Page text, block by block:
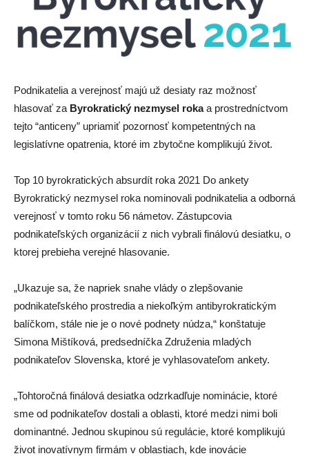
Podnikatelia a verejnosť majú už desiaty raz možnosť
hlasovať za Byrokratický nezmysel rokaa prostredníctvom
tejto “anticeny” upriamiť pozornosť kompetentných na
legislatívne opatrenia, ktoré im zbytočne komplikujú život.
Top 10 byrokratických absurdít roka 2021 Do ankety
Byrokratický nezmysel roka nominovali podnikatelia a odborná
verejnosť v tomto roku 56 námetov. Zástupcovia
podnikateľských organizácií z nich vybrali finálovú desiatku, o
ktorej prebieha verejné hlasovanie.
„Ukazuje sa, že napriek snahe vlády o zlepšovanie
podnikateľského prostredia a niekoľkým antibyrokratickým
balíčkom, stále nie je o nové podnety núdza,“ konštatuje
Simona Mištíková, predsedníčka Združenia mladých
podnikateľov Slovenska, ktoré je vyhlasovateľom ankety.
„Tohtoročná finálová desiatka odzrkadľuje nominácie, ktoré
sme od podnikateľov dostali a oblasti, ktoré medzi nimi boli
dominantné. Jednou skupinou sú regulácie, ktoré komplikujú
život inovatívnym firmám v oblastiach, kde inovácie